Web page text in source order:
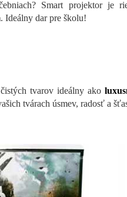
Smart projektor je
Ideálny dar pre školu!
tvarov ideálny ako
tvárach úsmev, radosť a